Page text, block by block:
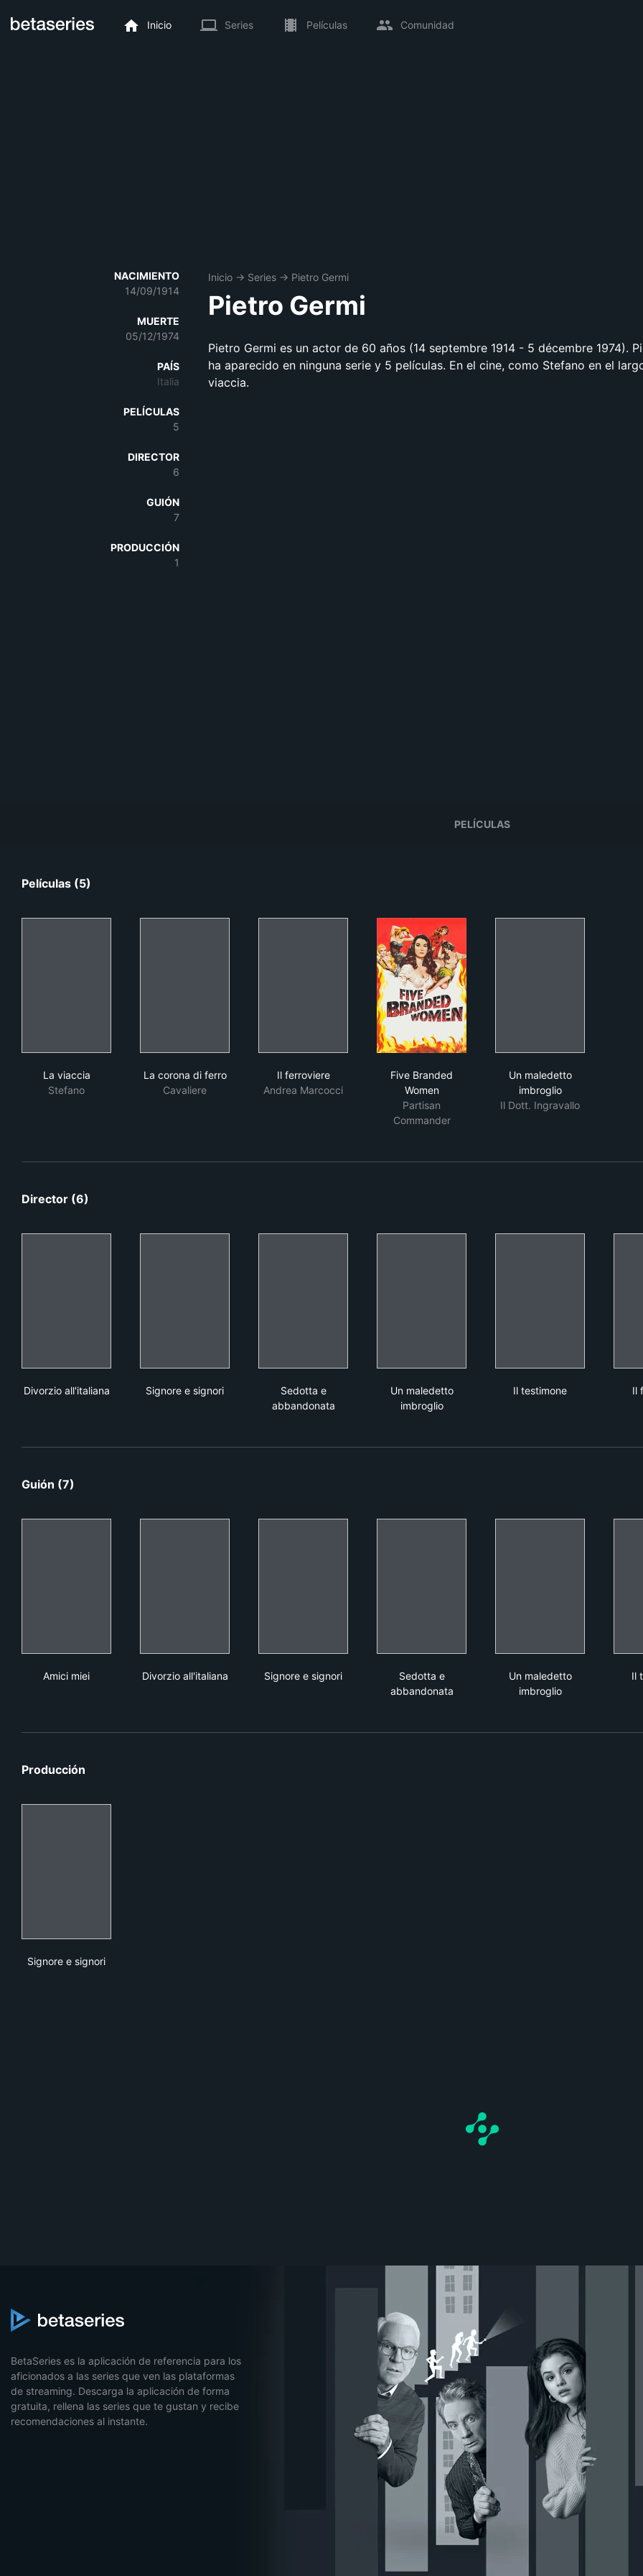
Inicio Series Películas Comunidad
NACIMIENTO
14/09/1914
MUERTE
05/12/1974
PAÍS
Italia
PELÍCULAS
5
DIRECTOR
6
GUIÓN
7
PRODUCCIÓN
1
Inicio → Series → Pietro Germi
Pietro Germi
Pietro Germi es un actor de 60 años (14 septembre 1914 - 5 décembre 1974).
ha aparecido en ninguna serie y 5 películas. En el cine, como Stefano en el
viaccia.
PELÍCULAS
Películas (5)
La viaccia
Stefano
La corona di ferro
Cavaliere
Il ferroviere
Andrea Marcocci
Five Branded
Women
Partisan
Commander
Un maledetto
imbroglio
Il Dott. Ingravallo
Director (6)
Divorzio all'italiana
Signore e signori
Sedotta e
abbandonata
Un maledetto
imbroglio
Il testimone
Il
Guión (7)
Amici miei
Divorzio all'italiana
Signore e signori
Sedotta e
abbandonata
Un maledetto
imbroglio
Il
Producción
Signore e signori
BetaSeries es la aplicación de referencia para los
aficionados a las series que ven las plataformas
de streaming. Descarga la aplicación de forma
gratuita, rellena las series que te gustan y recibe
recomendaciones al instante.